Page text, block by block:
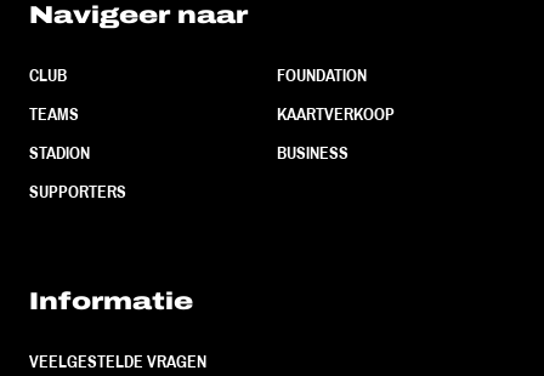
Navigeer naar
CLUB
TEAMS
STADION
SUPPORTERS
FOUNDATION
KAARTVERKOOP
BUSINESS
Informatie
VEELGESTELDE VRAGEN